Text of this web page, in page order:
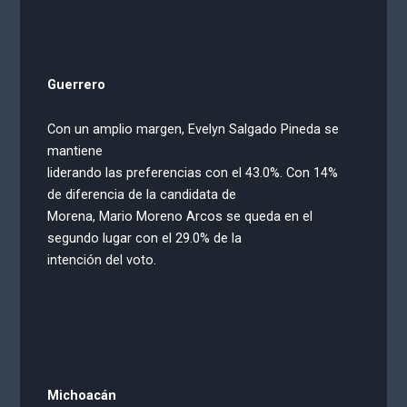
Guerrero
Con un amplio margen, Evelyn Salgado Pineda se
mantiene
liderando las preferencias con el 43.0%. Con 14%
de diferencia de la candidata de
Morena, Mario Moreno Arcos se queda en el
segundo lugar con el 29.0% de la
intención del voto.
Michoacán